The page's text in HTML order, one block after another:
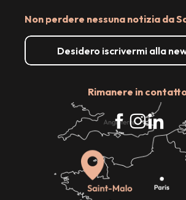
Non perdere nessuna notizia da
Desidero iscrivermi alla
Rimanere in